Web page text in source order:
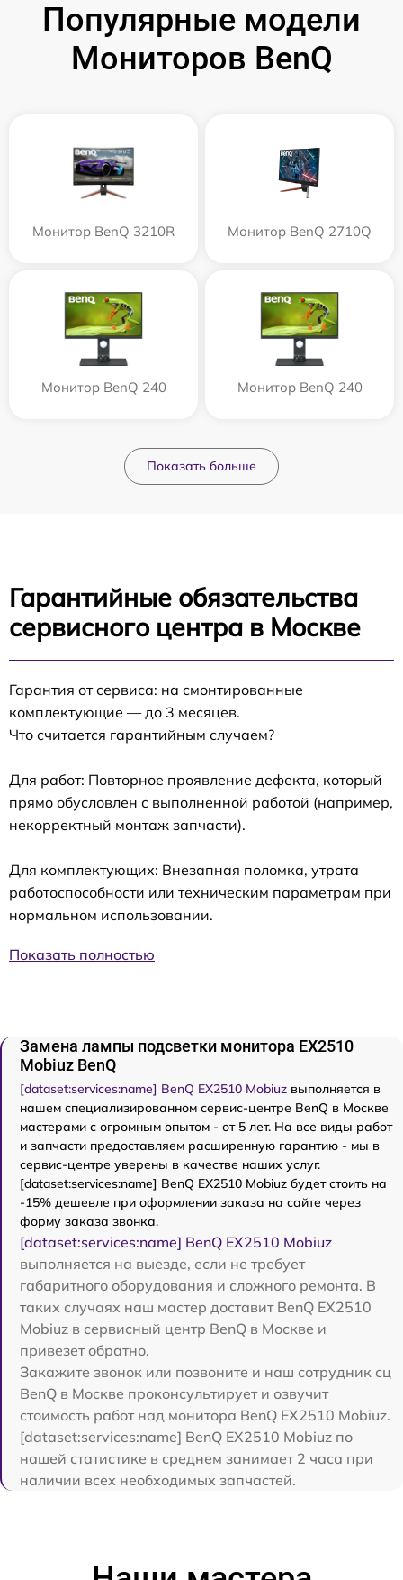
Популярные модели
Мониторов BenQ
Монитор BenQ 3210R Монитор BenQ 2710Q
Монитор BenQ 240 Монитор BenQ 240
Показать больше
Гарантийные обязательства
сервисного центра в Москве
Гарантия от сервиса: на смонтированные
комплектующие — до 3 месяцев.
Что считается гарантийным случаем?
Для работ: Повторное проявление дефекта, который
прямо обусловлен с выполненной работой (например,
некорректный монтаж запчасти).
Для комплектующих: Внезапная поломка, утрата
работоспособности или техническим параметрам при
нормальном использовании.
Показать полностью
Замена лампы подсветки монитора EX2510
Mobiuz BenQ
[dataset:services:name] BenQ EX2510 Mobiuz выполняется в
нашем специализированном сервис-центре BenQ в Москве
мастерами с огромным опытом - от 5 лет. На все виды работ
и запчасти предоставляем расширенную гарантию - мы в
сервис-центре уверены в качестве наших услуг.
[dataset:services:name] BenQ EX2510 Mobiuz будет стоить на
-15% дешевле при оформлении заказа на сайте через
форму заказа звонка.
[dataset:services:name] BenQ EX2510 Mobiuz
выполняется на выезде, если не требует
габаритного оборудования и сложного ремонта. В
таких случаях наш мастер доставит BenQ EX2510
Mobiuz в сервисный центр BenQ в Москве и
привезет обратно.
Закажите звонок или позвоните и наш сотрудник сц
BenQ в Москве проконсультирует и озвучит
стоимость работ над монитора BenQ EX2510 Mobiuz.
[dataset:services:name] BenQ EX2510 Mobiuz по
нашей статистике в среднем занимает 2 часа при
наличии всех необходимых запчастей.